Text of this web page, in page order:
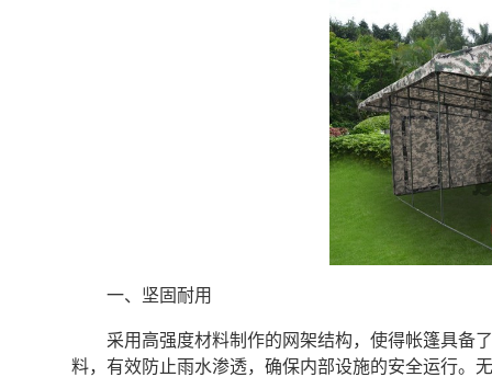
一、坚固耐用
采用高强度材料制作的网架结构，使得帐篷具备
料，有效防止雨水渗透，确保内部设施的安全运行。